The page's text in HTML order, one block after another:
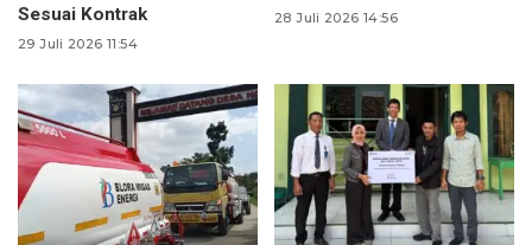
Sesuai Kontrak
29 Juli 2026 11:54
28 Juli 2026 14:56